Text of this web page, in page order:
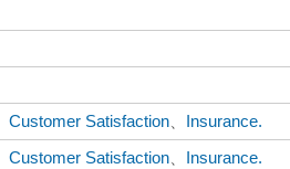
、Customer Satisfaction
Insurance.
、Customer Satisfaction
Insurance.